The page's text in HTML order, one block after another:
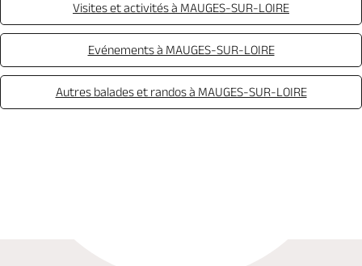
Visites et activités à MAUGES-SUR-LOIRE
Evénements à MAUGES-SUR-LOIRE
Autres balades et randos à MAUGES-SUR-LOIRE